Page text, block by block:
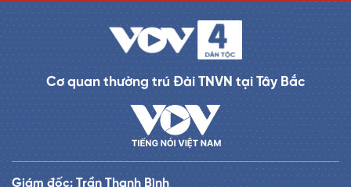
Cơ quan thường trú Đài TNVN tại Tây Bắc
Giám đốc: Trần Thanh Bình